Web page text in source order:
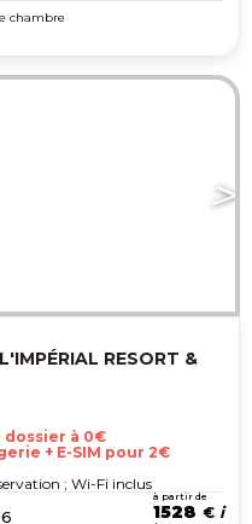
chambre
RESORT &
à 0€
+ E-SIM pour 2€
; Wi-Fi inclus
à partir de
1528 €